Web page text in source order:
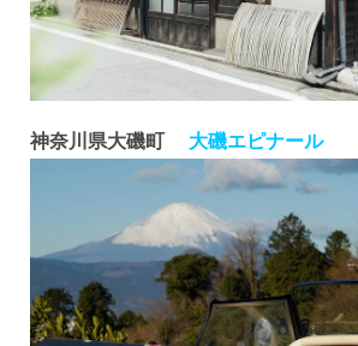
神奈川県大磯町 大磯エピナール